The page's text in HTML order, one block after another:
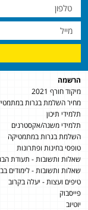
הרשמה
מיקוד חורף 2021
מחיר השלמת בגרות במתמטיקה 5
תלמידי תיכון
תלמידי משנה/אקסטרנים
השלמת בגרות במתמטיקה
טופסי בחינות ופתרונות
שאלות ותשובות - תעודת
שאלות ותשובות - לימודים
טיפים ועצות - יעלה בקרוב
פייסבוק
יוטיוב